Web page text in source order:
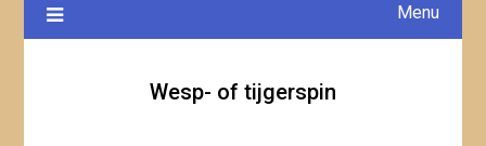
Menu
Wesp- of tijgerspin